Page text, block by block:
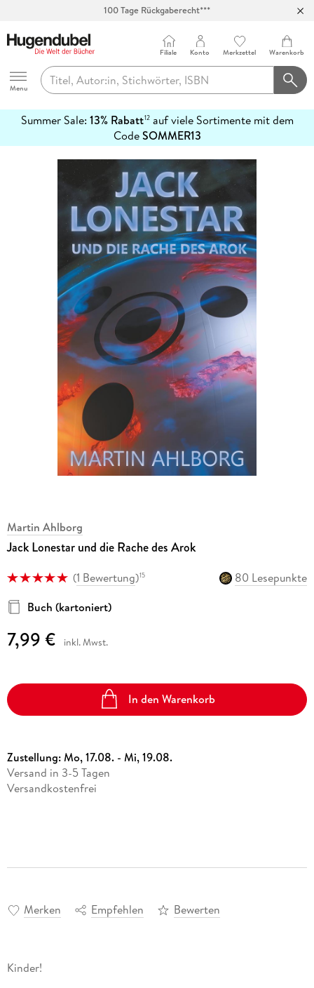
100 Tage Rückgaberecht***
Hugendubel
Menu
Filiale Konto Merkzettel Warenkorb
Summer Sale: 13% Rabatt12auf viele Sortimente mit dem
CodeSOMMER13
erfahren
Martin Ahlborg
Jack Lonestar und die Rache des Arok
(1 Bewertung)15
80 Lesepunkte
Buch (kartoniert)
7,99 € inkl. Mwst.
In den Warenkorb
Zustellung:Mo, 17.08. - Mi, 19.08.
Versand in 3-5 Tagen
Versandkostenfrei
Merken Empfehlen Bewerten
Kinder!